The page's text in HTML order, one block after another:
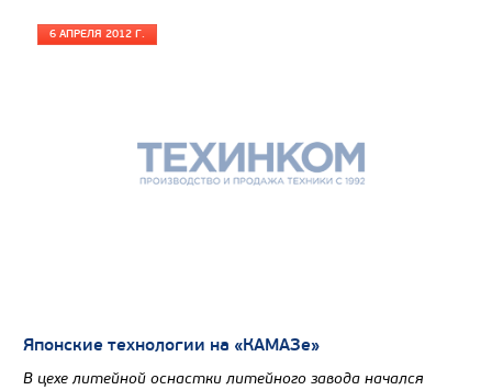
Грузоподъемность, кг
Колесная формула
6 АПРЕЛЯ 2012 Г.
Японские технологии на «КАМАЗе»
В цехе литейной оснастки литейного завода начался